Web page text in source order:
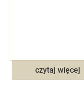
czytaj więcej